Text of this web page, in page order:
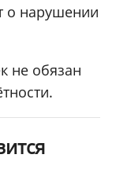
о нарушении
не обязан